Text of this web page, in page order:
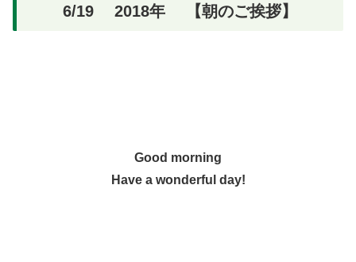
6/19 2018年 【朝のご挨拶】
Good morning
Have a wonderful day!